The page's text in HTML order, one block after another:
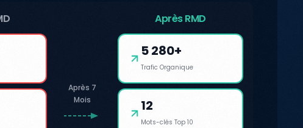
Après 7
Mois
Après RMD
5 280+
Trafic Organique
12
Mots-clés Top 10